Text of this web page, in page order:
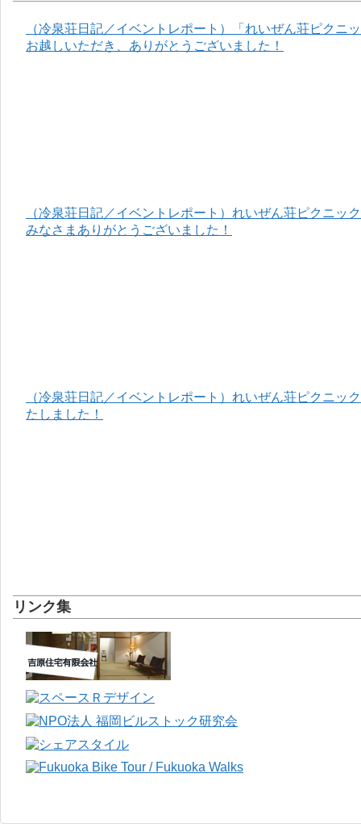
（冷泉荘日記／イベントレポート）「れいぜん荘ピクニ
お越しいただき、ありがとうございました！
（冷泉荘日記／イベントレポート）れいぜん荘ピクニッ
みなさまありがとうございました！
（冷泉荘日記／イベントレポート）れいぜん荘ピクニッ
たしました！
リンク集